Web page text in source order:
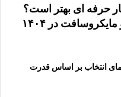
حرفه ای بهتر است؟
در ۱۴۰۴
انتخاب بر اساس قدرت